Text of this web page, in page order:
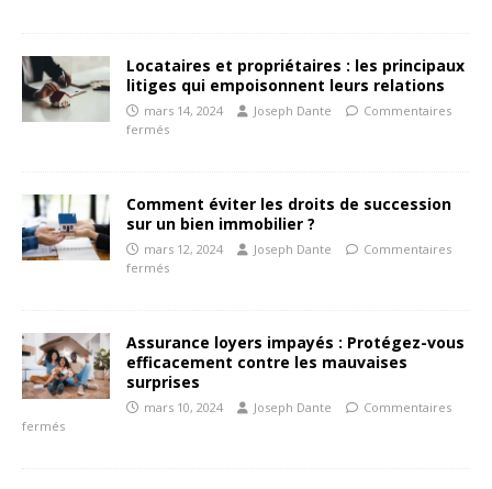
Locataires et propriétaires : les principaux
litiges qui empoisonnent leurs relations
mars 14, 2024 Joseph Dante
Commentaires
fermés
Comment éviter les droits de succession
sur un bien immobilier ?
mars 12, 2024 Joseph Dante
Commentaires
fermés
Assurance loyers impayés : Protégez-vous
efficacement contre les mauvaises
surprises
mars 10, 2024 Joseph Dante
Commentaires
fermés